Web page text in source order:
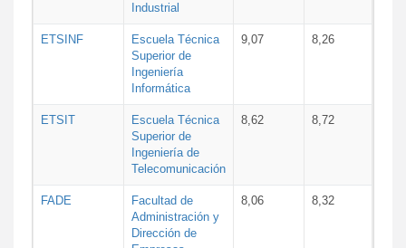
Industrial
ETSINF
Escuela Técnica
Superior de
Ingeniería
Informática
9,07 8,26
ETSIT
Escuela Técnica
Superior de
Ingeniería de
Telecomunicación
8,62 8,72
FADE
Facultad de
Administración y
Dirección de
8,06 8,32